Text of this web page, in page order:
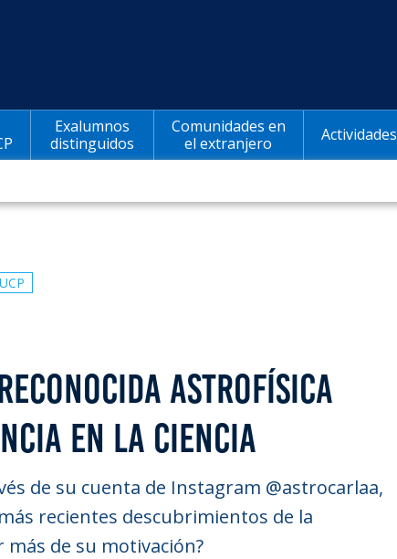
Exalumnos
distinguidos
Comunidades en
el extranjero
Actividades
ASTROFÍSICA
EN LA CIENCIA
de su cuenta de Instagram @astrocarlaa,
recientes descubrimientos de la
de su motivación?